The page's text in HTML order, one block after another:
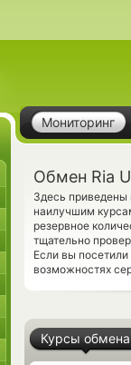
Мониторинг
Обмен Ria
Здесь приведены
наилучшим
резервное
тщательно
Если вы
возможностях
Курсы обмена